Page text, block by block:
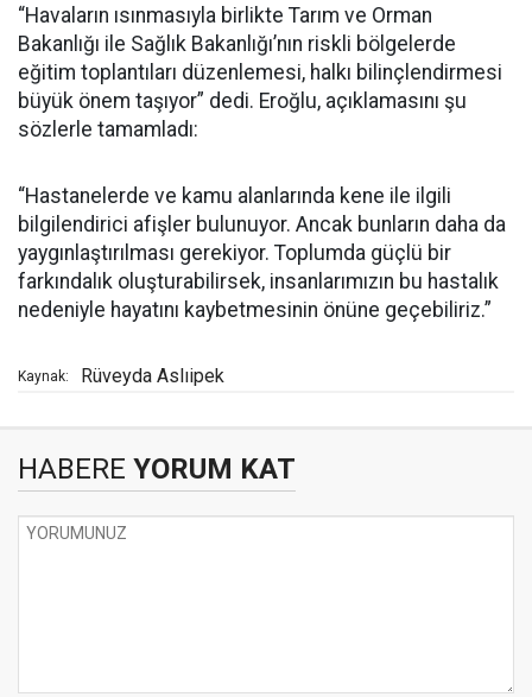
“Havaların ısınmasıyla birlikte Tarım ve Orman
Bakanlığı ile Sağlık Bakanlığı’nın riskli bölgelerde
eğitim toplantıları düzenlemesi, halkı bilinçlendirmesi
büyük önem taşıyor” dedi. Eroğlu, açıklamasını şu
sözlerle tamamladı:
“Hastanelerde ve kamu alanlarında kene ile ilgili
bilgilendirici afişler bulunuyor. Ancak bunların daha da
yaygınlaştırılması gerekiyor. Toplumda güçlü bir
farkındalık oluşturabilirsek, insanlarımızın bu hastalık
nedeniyle hayatını kaybetmesinin önüne geçebiliriz.”
Kaynak: Rüveyda Aslıipek
HABERE YORUM KAT